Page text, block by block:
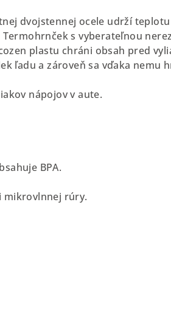
dvojstennej ocele udrží
s vyberateľnou
plastu chráni obsah pred
ľadu a zároveň sa vďaka nemu
nápojov v aute.
BPA.
mikrovlnnej rúry.